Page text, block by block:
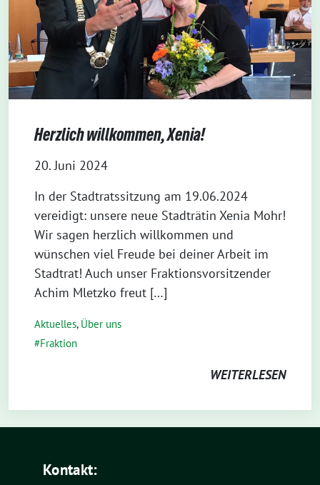
Herzlich willkommen, Xenia!
20. Juni 2024
In der Stadtratssitzung am 19.06.2024
vereidigt: unsere neue Stadträtin Xenia Mohr!
Wir sagen herzlich willkommen und
wünschen viel Freude bei deiner Arbeit im
Stadtrat! Auch unser Fraktionsvorsitzender
Achim Mletzko freut […]
Aktuelles, Über uns
Fraktion
WEITERLESEN
Kontakt: